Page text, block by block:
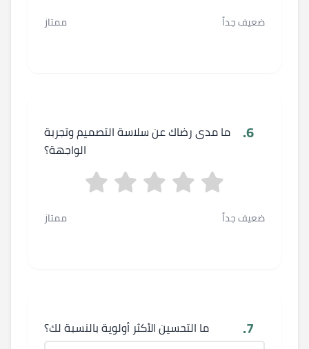
ضعيف جداً ممتاز
6.
ما مدى رضاك عن سلاسة التصميم وتجربة
الواجهة؟
ضعيف جداً ممتاز
7.
ما التحسين الأكثر أولوية بالنسبة لك؟